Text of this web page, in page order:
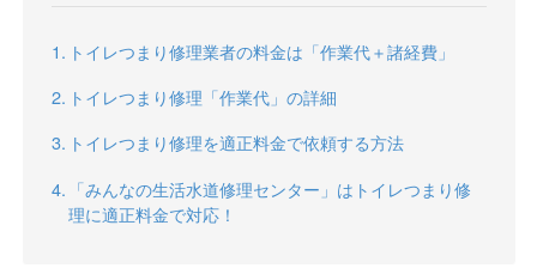
トイレつまり修理業者の料金は「作業代＋諸経費」
トイレつまり修理「作業代」の詳細
トイレつまり修理を適正料金で依頼する方法
「みんなの生活水道修理センター」はトイレつまり修
理に適正料金で対応！